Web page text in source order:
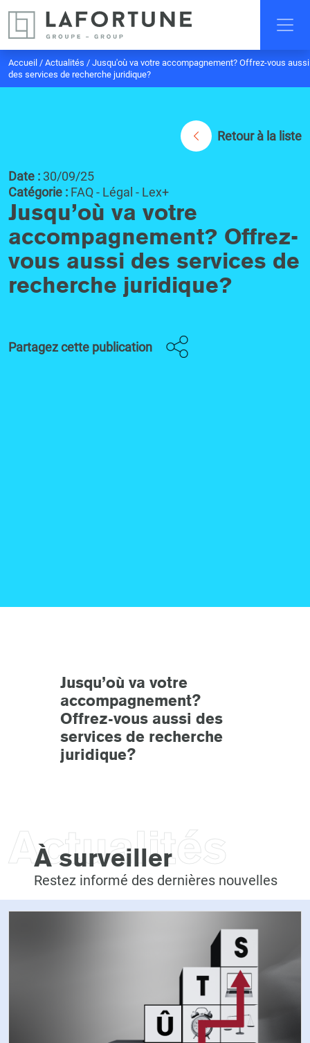
Accueil / Actualités / Jusqu'où va votre accompagnement? Offrez-vous aussi
des services de recherche juridique?
Retour à la liste
Date : 30/09/25
Catégorie : FAQ - Légal - Lex+
Jusqu’où va votre
accompagnement? Offrez-
vous aussi des services de
recherche juridique?
Partagez cette publication
Jusqu’où va votre
accompagnement?
Offrez-vous aussi des
services de recherche
juridique?
Actualités
À surveiller
Restez informé des dernières nouvelles